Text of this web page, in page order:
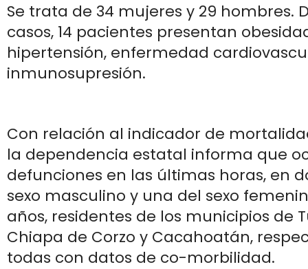
Se trata de 34 mujeres y 29 hombres.
casos, 14 pacientes presentan
hipertensión, enfermedad
inmunosupresión.
Con relación al indicador de
la dependencia estatal informa que
defunciones en las últimas horas, en
sexo masculino y una del sexo
años, residentes de los municipios de
Chiapa de Corzo y Cacahoatán,
todas con datos de co-morbilidad.